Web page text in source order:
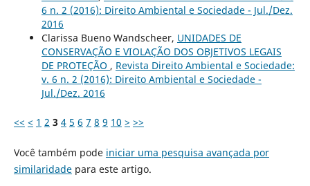
6 n. 2 (2016): Direito Ambiental e Sociedade - Jul./Dez.
2016
Clarissa Bueno Wandscheer, UNIDADES DE
CONSERVAÇÃO E VIOLAÇÃO DOS OBJETIVOS LEGAIS
DE PROTEÇÃO , Revista Direito Ambiental e Sociedade:
v. 6 n. 2 (2016): Direito Ambiental e Sociedade -
Jul./Dez. 2016
<< < 1 2 3 4 5 6 7 8 9 10 > >>
Você também pode iniciar uma pesquisa avançada por
similaridadepara este artigo.